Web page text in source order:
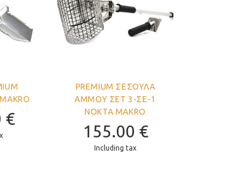
€
PREMIUM ΣΈΣΟΥΛΑ
ΆΜΜΟΥ ΣΕΤ 3-ΣΕ-1
NOKTA MAKRO
155.00 €
Including tax